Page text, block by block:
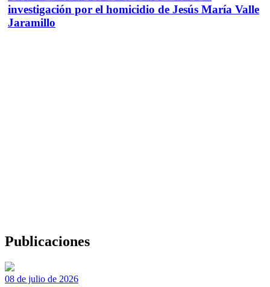
investigación por el homicidio de Jesús María Valle
Jaramillo
Publicaciones
08 de julio de 2026